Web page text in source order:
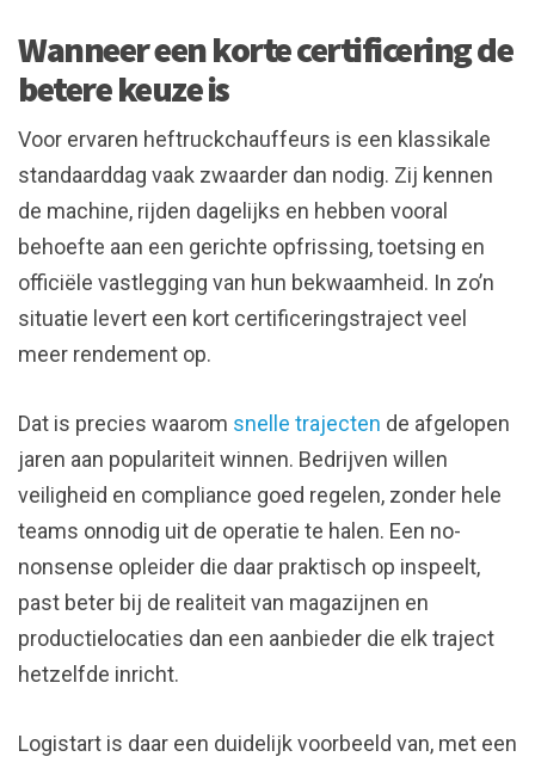
Wanneer een korte certificering de
betere keuze is
Voor ervaren heftruckchauffeurs is een klassikale
standaarddag vaak zwaarder dan nodig. Zij kennen
de machine, rijden dagelijks en hebben vooral
behoefte aan een gerichte opfrissing, toetsing en
officiële vastlegging van hun bekwaamheid. In zo’n
situatie levert een kort certificeringstraject veel
meer rendement op.
Dat is precies waarom snelle trajecten de afgelopen
jaren aan populariteit winnen. Bedrijven willen
veiligheid en compliance goed regelen, zonder hele
teams onnodig uit de operatie te halen. Een no-
nonsense opleider die daar praktisch op inspeelt,
past beter bij de realiteit van magazijnen en
productielocaties dan een aanbieder die elk traject
hetzelfde inricht.
Logistart is daar een duidelijk voorbeeld van, met een